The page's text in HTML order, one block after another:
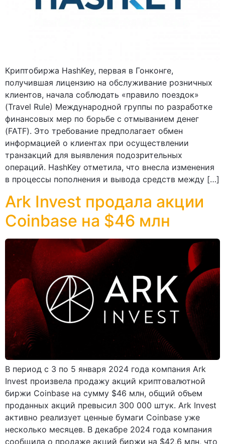
Криптобиржа HashKey, первая в Гонконге,
получившая лицензию на обслуживание розничных
клиентов, начала соблюдать «правило поездок»
(Travel Rule) Международной группы по разработке
финансовых мер по борьбе с отмыванием денег
(FATF). Это требование предполагает обмен
информацией о клиентах при осуществлении
транзакций для выявления подозрительных
операций. HashKey отметила, что внесла изменения
в процессы пополнения и вывода средств между […]
Ark Invest продала акции
Coinbase на $46 млн
В период с 3 по 5 января 2024 года компания Ark
Invest произвела продажу акций криптовалютной
биржи Coinbase на сумму $46 млн, общий объем
проданных акций превысил 300 000 штук. Ark Invest
активно реализует ценные бумаги Coinbase уже
несколько месяцев. В декабре 2024 года компания
сообщила о продаже акций биржи на $42,6 млн, что